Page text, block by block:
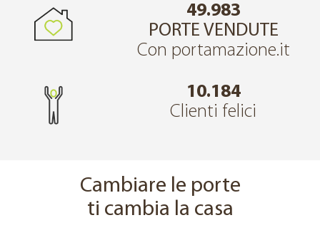
49.983
PORTE VENDUTE
Con portamazione.it
10.184
Clienti felici
Cambiare le porte
ti cambia la casa